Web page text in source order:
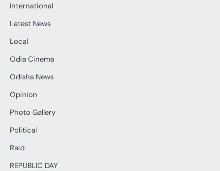
International
Latest News
Local
Odia Cinema
Odisha News
Opinion
Photo Gallery
Political
Raid
REPUBLIC DAY